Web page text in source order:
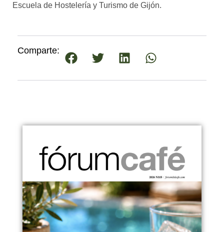
Escuela de Hostelería y Turismo de Gijón.
Comparte: